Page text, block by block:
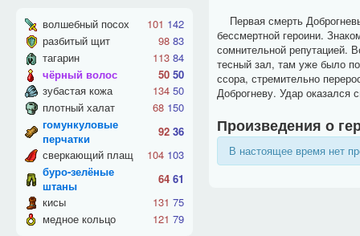
волшебный посох 101 142
разбитый щит
98 83
тагарин
113 84
чёрный волос
50 50
зубастая кожа
134 50
плотный халат
68 150
гомункуловые
перчатки
92 36
сверкающий плащ
104 103
буро-зелёные
штаны
64 61
кисы
131 75
медное кольцо
121 79
Первая смерть
бессмертной героини.
сомнительной репутацией.
тесный зал, там уже было
ссора, стремительно
Доброгневу. Удар
Произведения о
В настоящее время нет